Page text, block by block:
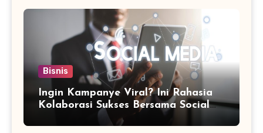
Bisnis
Ingin Kampanye Viral? Ini Rahasia
Kolaborasi Sukses Bersama Social
Media Marketing Agency